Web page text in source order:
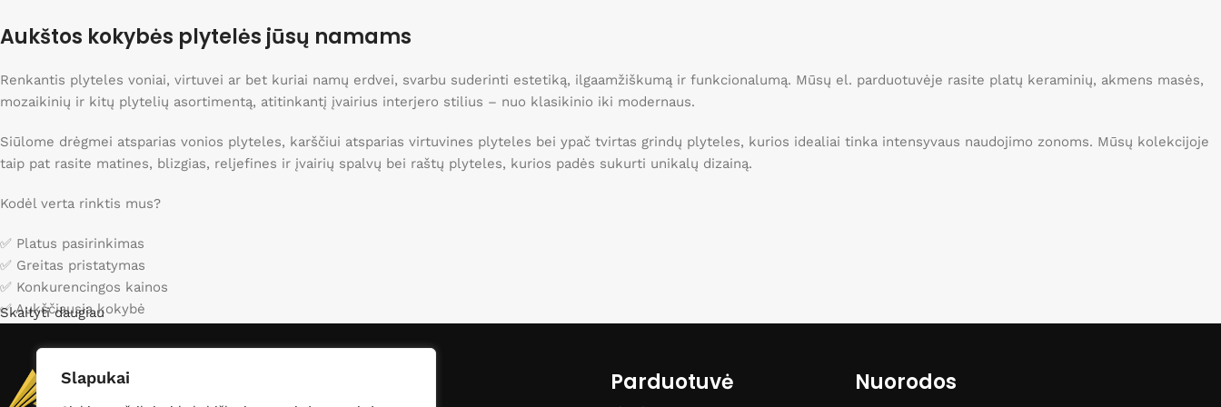
Slapukai
Apsipirkti
Aukštos kokybės plytelės jūsų namams
Renkantis plyteles voniai, virtuvei ar bet kuriai namų erdvei, svarbu suderinti estetiką, ilgaamžiškumą ir funkcionalumą. Mūsų el. parduotuvėje rasite platų keraminių, akmens masės,
mozaikinių ir kitų plytelių asortimentą, atitinkantį įvairius interjero stilius – nuo klasikinio iki modernaus.
Siūlome drėgmei atsparias vonios plyteles, karščiui atsparias virtuvines plyteles bei ypač tvirtas grindų plyteles, kurios idealiai tinka intensyvaus naudojimo zonoms. Mūsų kolekcijoje
taip pat rasite matines, blizgias, reljefines ir įvairių spalvų bei raštų plyteles, kurios padės sukurti unikalų dizainą.
Kodėl verta rinktis mus?
✅ Platus pasirinkimas
✅ Greitas pristatymas
✅ Konkurencingos kainos
✅ Aukščiausia kokybė
Apsilankykite mūsų kataloge ir raskite idealias plyteles savo namams!
Skaityti daugiau
Parduotuvė Nuorodos